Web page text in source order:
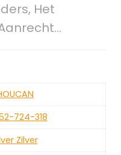
Het
724-318
Zilver